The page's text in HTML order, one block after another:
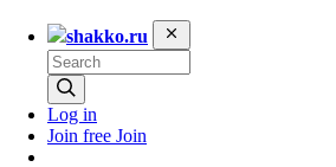
shakko.ru
Log in
Join free Join